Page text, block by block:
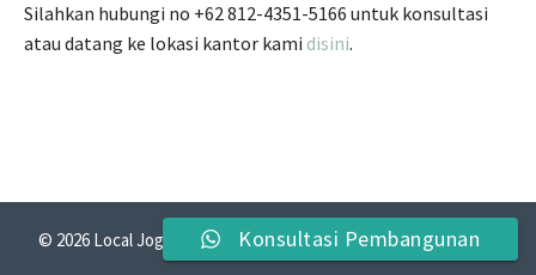
Silahkan hubungi no +62 812-4351-5166 untuk konsultasi
atau datang ke lokasi kantor kami disini.
© 2026 Local Jogja - Perusahaan Kontraktor Jogja Profesional
Konsultasi Pembangunan